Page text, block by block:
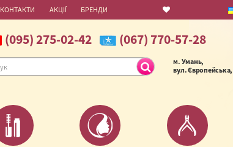
КОНТАКТИ АКЦІЇ БРЕНДИ
(095) 275-02-42 (067) 770-57-28
м. Умань,
вул. Європейська,